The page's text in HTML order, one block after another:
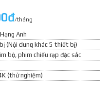
/tháng
Anh
(Nội dung khác 5 thiết bị)
bộ, phim chiếu rạp đặc sắc
(thử nghiệm)